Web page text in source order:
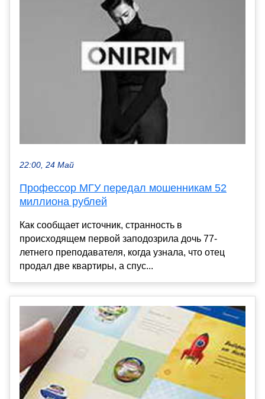
22:00, 24 Май
Профессор МГУ передал мошенникам 52
миллиона рублей
Как сообщает источник, странность в
происходящем первой заподозрила дочь 77-
летнего преподавателя, когда узнала, что отец
продал две квартиры, а спус...